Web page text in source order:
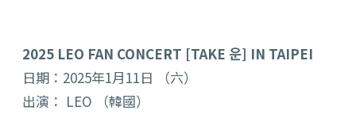
2025 LEO FAN CONCERT [TAKE 운] IN TAIPEI
日期：2025年1月11日 （六）
出演： LEO （韓國）